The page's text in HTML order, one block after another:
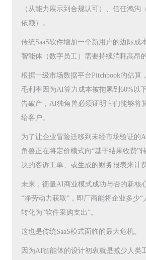
（从能力展示到合规认可）、信任鸿沟
依赖）。
传统SaaS软件增加一个新用户的边际成
智能体（数字员工）需要持续消耗高昂
根据一级市场数据平台Pitchbook的估算
毛利率因为AI算力成本被拖累到60%以
告破产，AI独角兽必须证明它们能够将
给客户。
为了让企业冒险迁移到未经市场验证的
角兽正在将定价模式向“基于结果收费”
决的客诉工单、或生成的财务报表来计费
未来，衡量AI商业模式成功与否的新核
“净劳动力获取”，即厂商能将企业多少“
转化为“软件采购支出”。
这也是传统SaaS模式面临的最大危机。
因为AI智能体的设计初衷就是减少人类